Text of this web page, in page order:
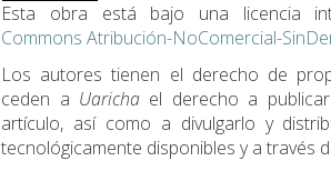
Esta obra está bajo una licencia
Commons Atribución-NoComercial-
Los autores tienen el derecho de
ceden a Uaricha el derecho a
artículo, así como a divulgarlo y
tecnológicamente disponibles y a través